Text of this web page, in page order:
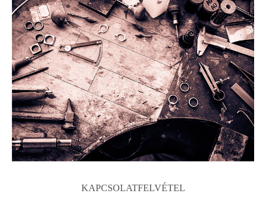
KAPCSOLATFELVÉTEL